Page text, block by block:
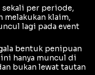
sekali per periode,
melakukan klaim,
lagi pada event
bentuk penipuan
hanya muncul di
bukan lewat tautan